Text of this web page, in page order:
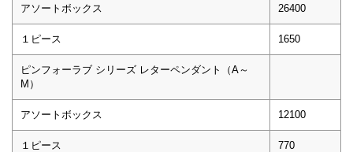
アソートボックス 26400
１ピース 1650
ピンフォーラブ シリーズ レターペンダント（A～
M）
アソートボックス 12100
１ピース 770